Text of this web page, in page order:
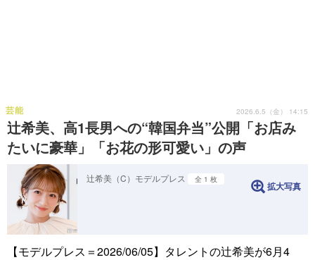
辻希美、高1長男への“韓国弁当”公開「お店み
たいに豪華」「お花の形可愛い」の声
芸能 2026.6.5（金） 14:15
辻希美（C）モデルプレス 全 1 枚
拡大写真
【モデルプレス＝2026/06/05】タレントの辻希美が6月4